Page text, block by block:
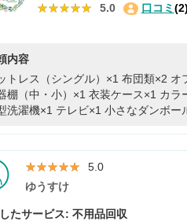
★★★★★
★★★★★ 5.0 口コミ (2)
内容
トレス（シングル）×1 布団類×2 オ
棚（中・小）×1 衣装ケース×1 カラ
洗濯機×1 テレビ×1 小さなダンボー
★★★★★
★★★★★ 5.0
ゆうすけ
たサービス: 不用品回収